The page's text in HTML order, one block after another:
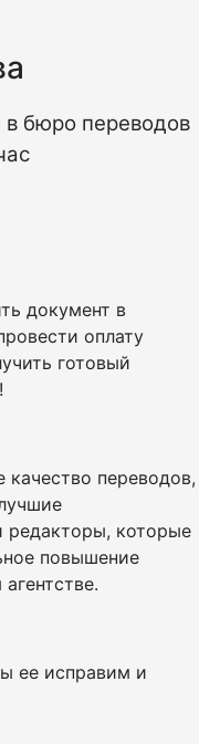
в бюро переводов
документ в
оплату
готовый
переводов,
редакторы, которые
повышение
ее исправим и